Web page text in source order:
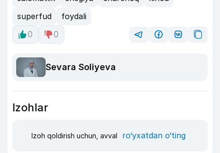
superfud
foydali
0
0
Sevara Soliyeva
Izohlar
Izoh qoldirish uchun, avval ro‘yxatdan o‘ting